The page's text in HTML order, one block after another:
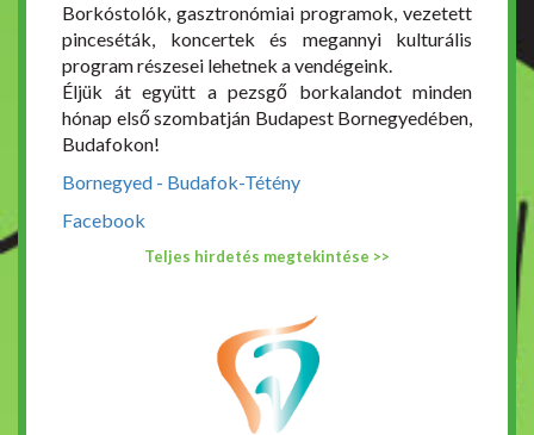
Borkóstolók, gasztronómiai programok, vezetett
pinceséták, koncertek és megannyi kulturális
program részesei lehetnek a vendégeink.
Éljük át együtt a pezsgő borkalandot minden
hónap első szombatján Budapest Bornegyedében,
Budafokon!
Bornegyed - Budafok-Tétény
Facebook
Teljes hirdetés megtekintése >>